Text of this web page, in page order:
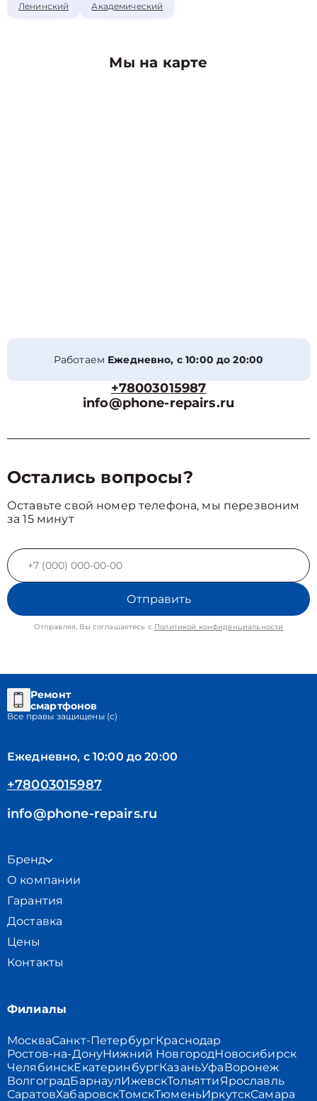
Ленинский Академический
Мы на карте
Работаем Ежедневно, с 10:00 до 20:00
+78003015987
info@phone-repairs.ru
Остались вопросы?
Оставьте свой номер телефона, мы перезвоним
за 15 минут
Отправить
Отправляя, Вы соглашаетесь с Политикой конфиденциальности
Ремонт
смартфонов
Все правы защищены (с)
Ежедневно, с 10:00 до 20:00
+78003015987
info@phone-repairs.ru
Бренд
О компании
Гарантия
Доставка
Цены
Контакты
Филиалы
МоскваСанкт-ПетербургКраснодар
Ростов-на-ДонуНижний НовгородНовосибирск
ЧелябинскЕкатеринбургКазаньУфаВоронеж
ВолгоградБарнаулИжевскТольяттиЯрославль
СаратовХабаровскТомскТюменьИркутскСамара